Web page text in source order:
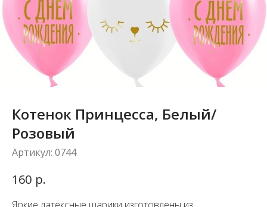
Котенок Принцесса, Белый/
Розовый
Артикул: 0744
160 р.